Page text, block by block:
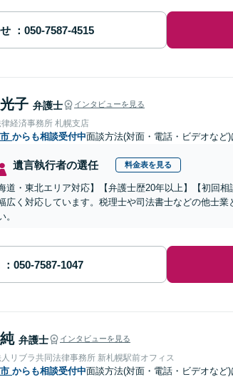
子 弁護士 インタビューを見る
経済事務所 札幌支店
からも相談受付中面談方法(対面・電話・ビデオなど)
遺言執行者の選任 料金表を見る
海道・東北エリア対応】【弁護士歴20年以上】【初回
広く対応しています。税理士や司法書士などの他士
。
弁護士 インタビューを見る
リブラ共同法律事務所 新札幌駅前オフィス
からも相談受付中面談方法(対面・電話・ビデオなど)